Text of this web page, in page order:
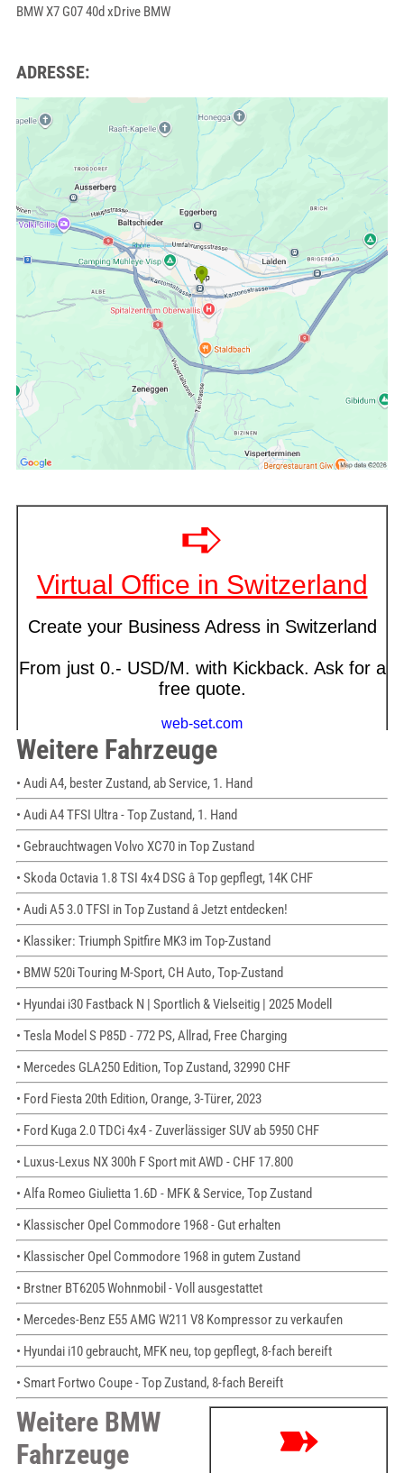
BMW X7 G07 40d xDrive BMW
ADRESSE:
Weitere Fahrzeuge
• Audi A4, bester Zustand, ab Service, 1. Hand
• Audi A4 TFSI Ultra - Top Zustand, 1. Hand
• Gebrauchtwagen Volvo XC70 in Top Zustand
• Skoda Octavia 1.8 TSI 4x4 DSG â Top gepflegt, 14K CHF
• Audi A5 3.0 TFSI in Top Zustand â Jetzt entdecken!
• Klassiker: Triumph Spitfire MK3 im Top-Zustand
• BMW 520i Touring M-Sport, CH Auto, Top-Zustand
• Hyundai i30 Fastback N | Sportlich & Vielseitig | 2025 Modell
• Tesla Model S P85D - 772 PS, Allrad, Free Charging
• Mercedes GLA250 Edition, Top Zustand, 32990 CHF
• Ford Fiesta 20th Edition, Orange, 3-Türer, 2023
• Ford Kuga 2.0 TDCi 4x4 - Zuverlässiger SUV ab 5950 CHF
• Luxus-Lexus NX 300h F Sport mit AWD - CHF 17.800
• Alfa Romeo Giulietta 1.6D - MFK & Service, Top Zustand
• Klassischer Opel Commodore 1968 - Gut erhalten
• Klassischer Opel Commodore 1968 in gutem Zustand
• Brstner BT6205 Wohnmobil - Voll ausgestattet
• Mercedes-Benz E55 AMG W211 V8 Kompressor zu verkaufen
• Hyundai i10 gebraucht, MFK neu, top gepflegt, 8-fach bereift
• Smart Fortwo Coupe - Top Zustand, 8-fach Bereift
Weitere BMW
Fahrzeuge